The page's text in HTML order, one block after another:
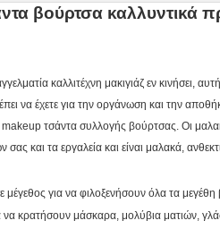
βούρτσα καλλυντικά
καλλιτέχνη μακιγιάζ εν κινήσει,
να έχετε για την οργάνωση και την
τσάντα συλλογής βούρτσας. Οι
και τα εργαλεία και είναι μαλακά,
για να φιλοξενήσουν όλα τα
να κρατήσουν μάσκαρα, μολύβια ματιών,